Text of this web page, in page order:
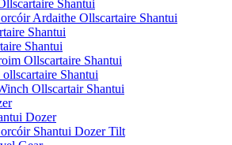
Shantui
Ardaithe Ollscartaire Shantui
Shantui
Shantui
Ollscartaire Shantui
ollscartaire Shantui
Ollscartair Shantui
Dozer
Shantui Dozer Tilt